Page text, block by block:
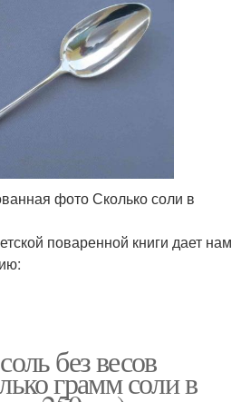
фото Сколько соли в
поваренной книги дает нам
без весов
грамм соли в